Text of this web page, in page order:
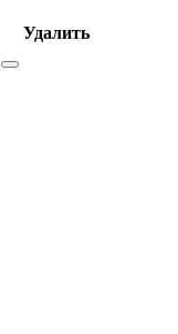
Удалить